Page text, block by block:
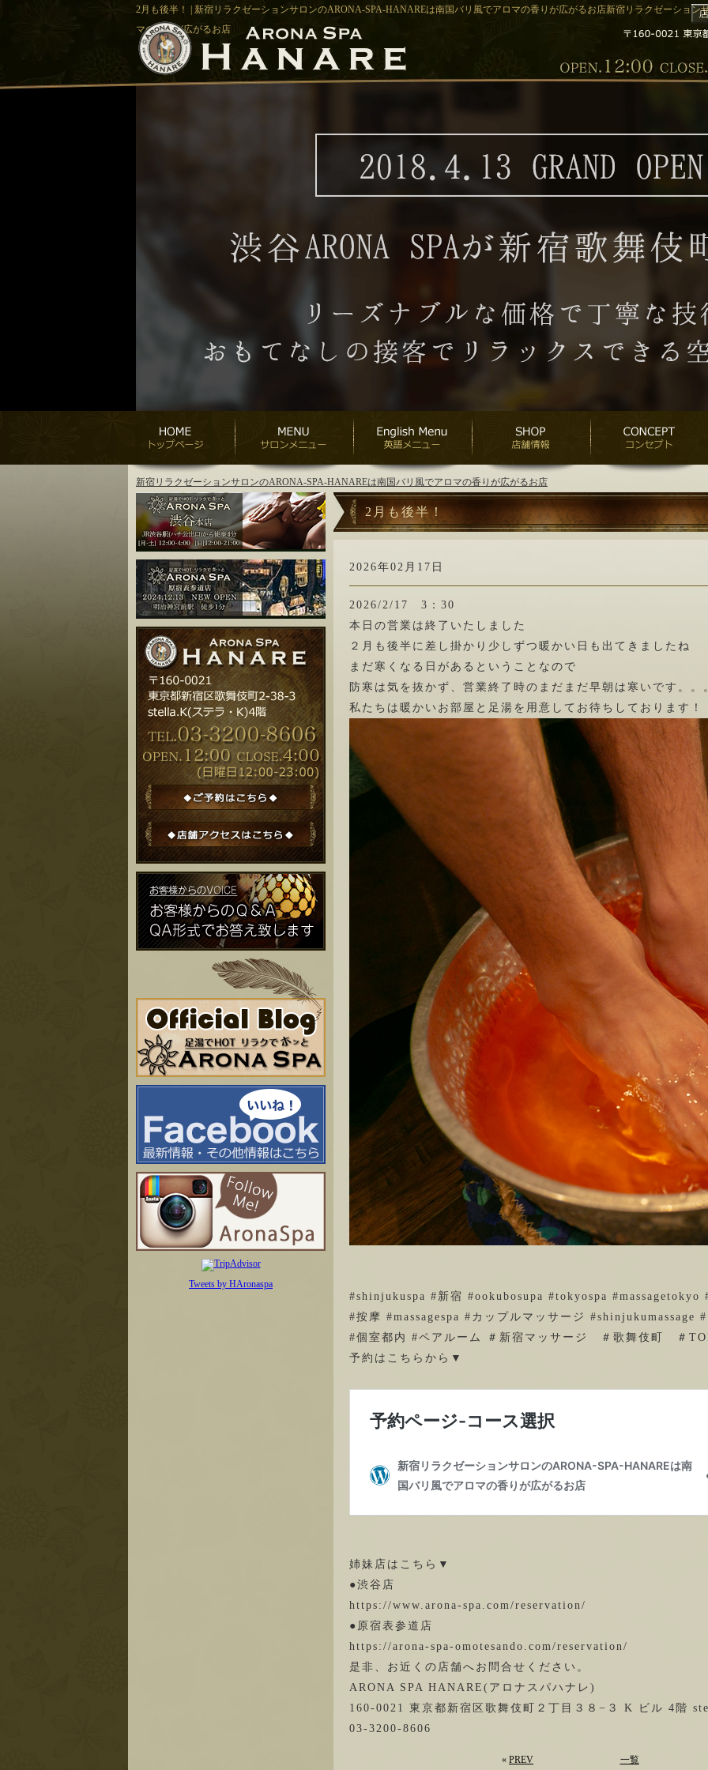
2月も後半！ | 新宿リラクゼーションサロンのARONA-SPA-HANAREは南国バリ風でアロマの香りが広がるお店新宿リラクゼーショ
マの香りが広がるお店
新宿リラクゼーションサロンのARONA-SPA-HANAREは南国バリ風でアロマの香りが広がるお店
2月も後半！
2026年02月17日
2026/2/17 3：30
本日の営業は終了いたしました
２月も後半に差し掛かり少しずつ暖かい日も出てきましたね
まだ寒くなる日があるということなので
防寒は気を抜かず、営業終了時のまだまだ早朝は寒いです。。
私たちは暖かいお部屋と足湯を用意してお待ちしております！
#shinjukuspa #新宿 #ookubosupa #tokyospa
#按摩 #massagespa #カップルマッサージ #shinjukumassage
#個室都内 #ペアルーム ＃新宿マッサージ ＃歌舞伎町 ＃
予約はこちらから▼
姉妹店はこちら▼
●渋谷店
https://www.arona-spa.com/reservation/
●原宿表参道店
https://arona-spa-omotesando.com/reservation/
是非、お近くの店舗へお問合せください。
ARONA SPA HANARE(アロナスパハナレ)
160-0021 東京都新宿区歌舞伎町２丁目３８−３ K ビル 4階
03-3200-8606
« PREV 一覧
Tweets by HAronaspa